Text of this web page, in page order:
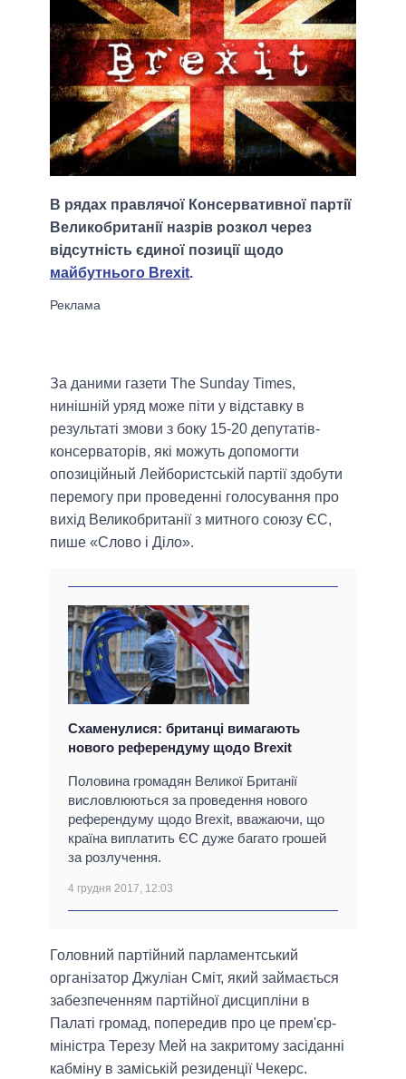
В рядах правлячої Консервативної партії
Великобританії назрів розкол через
відсутність єдиної позиції щодо
майбутнього Brexit.
За даними газети The Sunday Times,
нинішній уряд може піти у відставку в
результаті змови з боку 15-20 депутатів-
консерваторів, які можуть допомогти
опозиційный Лейбористській партії здобути
перемогу при проведенні голосування про
вихід Великобританії з митного союзу ЄС,
пише «Слово і Діло».
Схаменулися: британці вимагають
нового референдуму щодо Brexit
Половина громадян Великої Британії
висловлюються за проведення нового
референдуму щодо Brexit, вважаючи, що
країна виплатить ЄС дуже багато грошей
за розлучення.
4 грудня 2017, 12:03
Головний партійний парламентський
організатор Джуліан Сміт, який займається
забезпеченням партійної дисципліни в
Палаті громад, попередив про це прем'єр-
міністра Терезу Мей на закритому засіданні
кабміну в заміській резиденції Чекерс.